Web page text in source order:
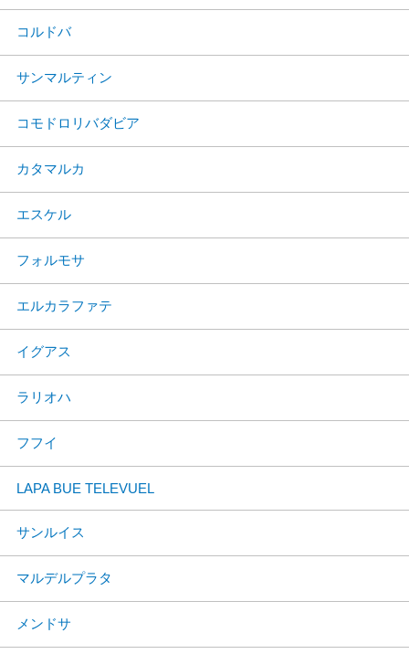
コルドバ
サンマルティン
コモドロリバダビア
カタマルカ
エスケル
フォルモサ
エルカラファテ
イグアス
ラリオハ
フフイ
LAPA BUE TELEVUEL
サンルイス
マルデルプラタ
メンドサ